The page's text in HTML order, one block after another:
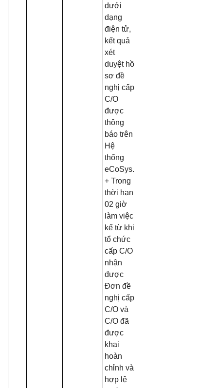
dưới
dạng
điện tử,
kết quả
xét
duyệt hồ
sơ đề
nghị cấp
C/O
được
thông
báo trên
Hệ
thống
eCoSys.
+ Trong
thời hạn
02 giờ
làm việc
kể từ khi
tổ chức
cấp C/O
nhận
được
Đơn đề
nghị cấp
C/O và
C/O đã
được
khai
hoàn
chỉnh và
hợp lệ